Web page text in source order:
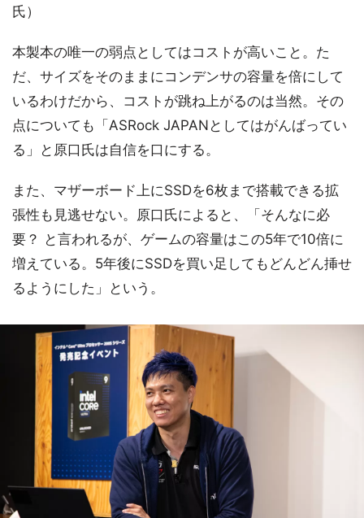
氏）
本製本の唯一の弱点としてはコストが高いこと。た
だ、サイズをそのままにコンデンサの容量を倍にして
いるわけだから、コストが跳ね上がるのは当然。その
点についても「ASRock JAPANとしてはがんばってい
る」と原口氏は自信を口にする。
また、マザーボード上にSSDを6枚まで搭載できる拡
張性も見逃せない。原口氏によると、「そんなに必
要？ と言われるが、ゲームの容量はこの5年で10倍に
増えている。5年後にSSDを買い足してもどんどん挿せ
るようにした」という。